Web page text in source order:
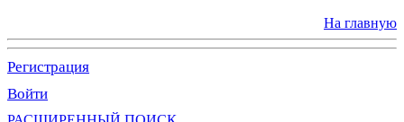
На главную
Регистрация
Войти